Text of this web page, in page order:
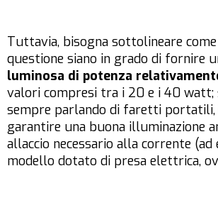
Tuttavia, bisogna sottolineare
questione siano in grado di fornire
luminosa di potenza
valori compresi tra i 20 e i 40
sempre parlando di faretti portatili,
garantire una buona illuminazione
allaccio necessario alla corrente (ad
modello dotato di presa elettrica,